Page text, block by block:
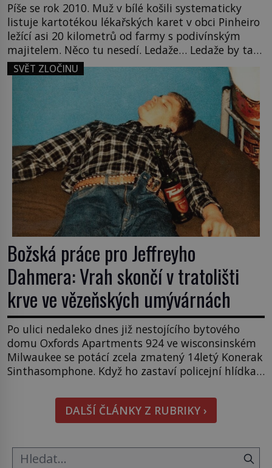
Píše se rok 2010. Muž v bílé košili systematicky
listuje kartotékou lékařských karet v obci Pinheiro
ležící asi 20 kilometrů od farmy s podivínským
majitelem. Něco tu nesedí. Ledaže… Ledaže by ta
mladá dívka z farmy byla ne manželkou, ale
dcerou – a všechny ty děti byly zplozené v incestu.
Na sociálním odboru jednoho z […]
SVĚT ZLOČINU
Božská práce pro Jeffreyho
Dahmera: Vrah skončí v tratolišti
krve ve vězeňských umývárnách
Po ulici nedaleko dnes již nestojícího bytového
domu Oxfords Apartments 924 ve wisconsinském
Milwaukee se potácí zcela zmatený 14letý Konerak
Sinthasomphone. Když ho zastaví policejní hlídka,
Strážníci ho dopraví zpět do udaného bytu. Oním
„kamarádem“ je ovšem jeden z nejslavnějších
vrahů, Jeffrey Dahmer (1960–1994). Je 27. května
DALŠÍ ČLÁNKY Z RUBRIKY ›